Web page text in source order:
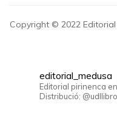
Copyright © 2022
editorial_medusa
Editorial pirinenca
Distribució: